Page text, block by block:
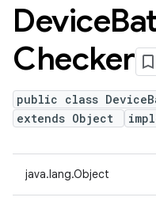
Device
Checker
public class
extends Object
java.lang.Object